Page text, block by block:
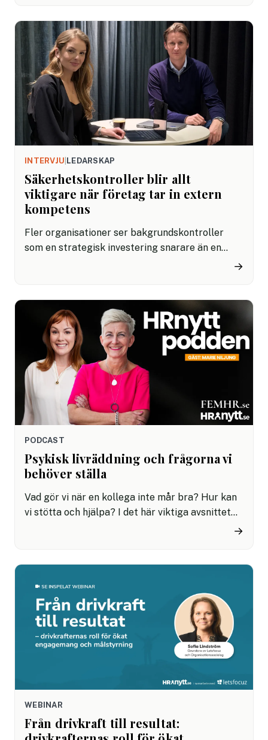
INTERVJU LEDARSKAP
Säkerhetskontroller blir allt
viktigare när företag tar in extern
kompetens
Fler organisationer ser bakgrundskontroller
som en strategisk investering snarare än en
utvecklingen, enligt Tobias Flodeer.
→
PODCAST
Psykisk livräddning och frågorna vi
behöver ställa
Vad gör vi när en kollega inte mår bra? Hur kan
vi stötta och hjälpa? I det här viktiga avsnittet
→
WEBINAR
Från drivkraft till resultat: